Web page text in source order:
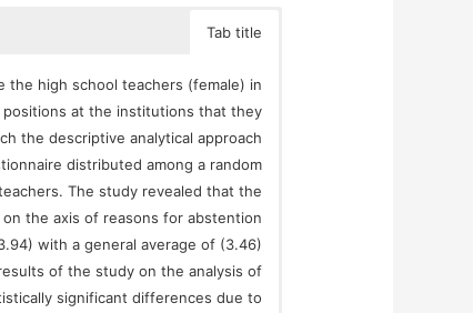
Tab title
the high school teachers (female) in
positions at the institutions that they
the descriptive analytical approach
distributed among a random
The study revealed that the
the axis of reasons for abstention
with a general average of (3.46)
of the study on the analysis of
significant differences due to